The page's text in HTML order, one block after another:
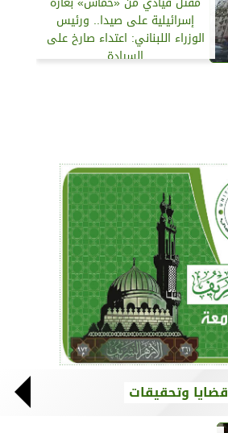
إسرائيلية على صيدا.. ورئيس
الوزراء اللبناني: اعتداء صارخ على
السيادة
قضايا وتحقيقات